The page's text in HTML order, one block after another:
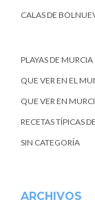
CALAS DE
PLAYAS DE MURCIA
QUE VER EN EL
QUE VER EN
RECETAS TÍPICAS
SIN CATEGORÍA
ARCHIVOS